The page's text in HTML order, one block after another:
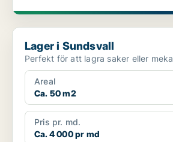
Lager i Sundsvall
Lager i Sundsvall
Perfekt för att lagra saker eller meka
Areal
Ca. 50 m2
Pris pr. md.
Ca. 4 000 pr md